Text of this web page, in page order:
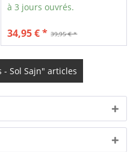
à 3 jours ouvrés.
39,95 € *
34,95 € *
Sol Sajn" articles